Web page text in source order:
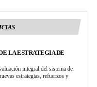
LA ESTRATEGIA DE
integral del sistema de
estrategias, refuerzos y